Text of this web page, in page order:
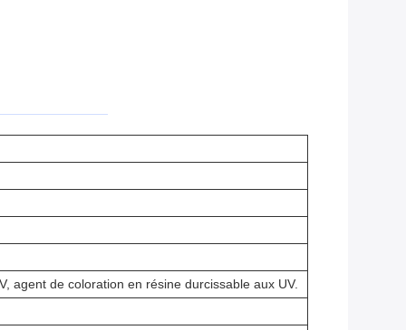
agent de coloration en résine durcissable aux UV.